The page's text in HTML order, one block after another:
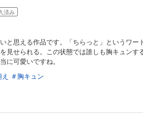
済み
と思える作品です。「ちらっと」というワー
見せられる。この状態では誰しも胸キュンす
に可愛いですね。
＃胸キュン